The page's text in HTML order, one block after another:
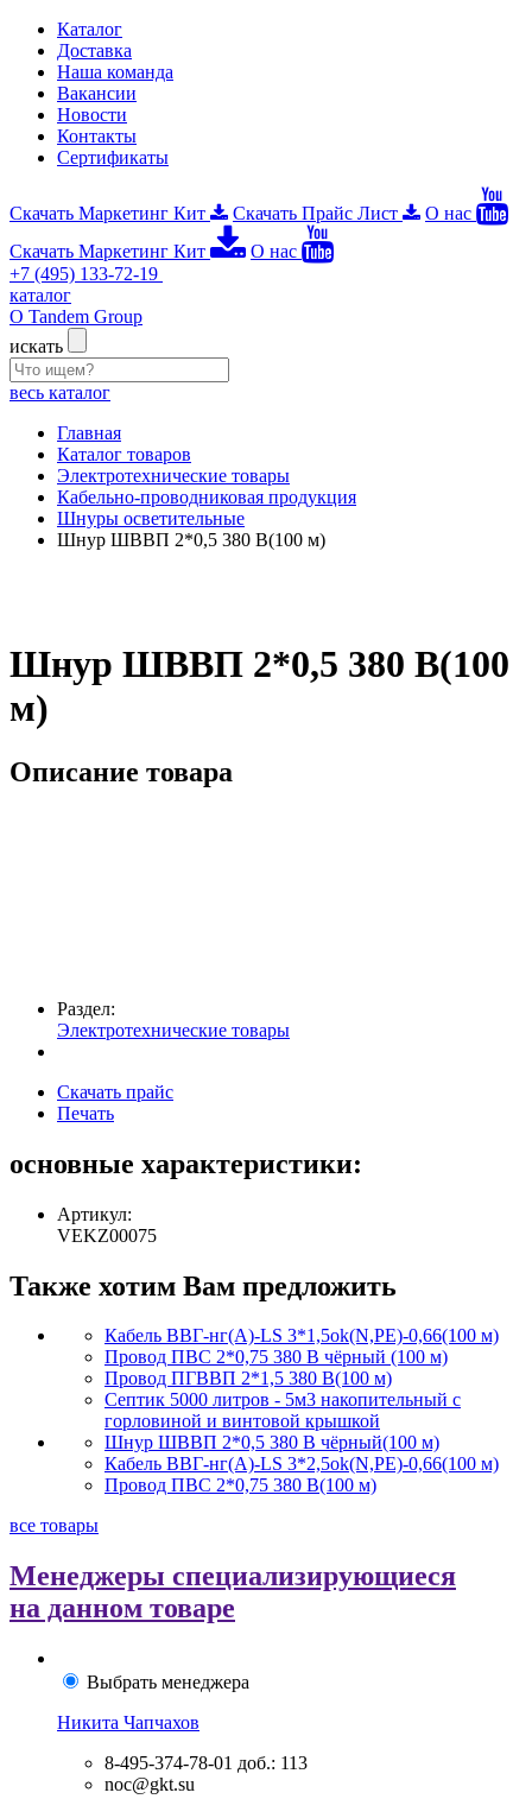
Каталог
Доставка
Наша команда
Вакансии
Новости
Контакты
Сертификаты
Скачать Маркетинг Кит Скачать Прайс Лист
О нас
Скачать Маркетинг Кит
О нас
+7 (495) 133-72-19
каталог
О Tandem Group
искать
весь каталог
Главная
Каталог товаров
Электротехнические товары
Кабельно-проводниковая продукция
Шнуры осветительные
Шнур ШВВП 2*0,5 380 В(100 м)
Шнур ШВВП 2*0,5 380 В(100
м)
Описание товара
Раздел:
Электротехнические товары
Скачать прайс
Печать
основные характеристики:
Артикул:
VEKZ00075
Также хотим Вам предложить
Кабель ВВГ-нг(А)-LS 3*1,5ok(N,PE)-0,66(100 м)
Провод ПВС 2*0,75 380 В чёрный (100 м)
Провод ПГВВП 2*1,5 380 В(100 м)
Септик 5000 литров - 5м3 накопительный с
горловиной и винтовой крышкой
Шнур ШВВП 2*0,5 380 В чёрный(100 м)
Кабель ВВГ-нг(А)-LS 3*2,5ok(N,PE)-0,66(100 м)
Провод ПВС 2*0,75 380 В(100 м)
все товары
Менеджеры специализирующиеся
на данном товаре
Выбрать менеджера
Никита Чапчахов
8-495-374-78-01 доб.: 113
noc@gkt.su